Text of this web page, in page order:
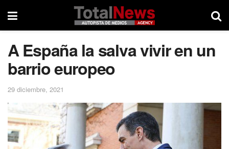
A España la salva vivir en un
barrio europeo
29 diciembre, 2021